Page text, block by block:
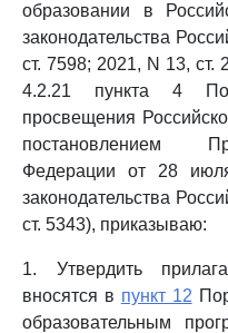
образовании в
законодательства
ст. 7598; 2021, N 13, ст.
4.2.21 пункта 4
просвещения
постановлением
Федерации от 28
законодательства
ст. 5343), приказываю:
1. Утвердить
вносятся в пункт 12
образовательным